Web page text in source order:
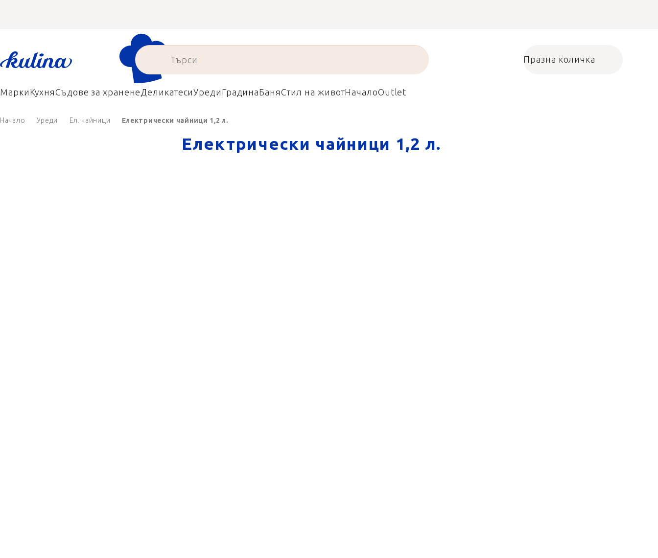
Количка за
Празна количка
МаркиКухняСъдове за храненеДеликатесиУредиГрадинаБаняСтил на животНачалоOutlet
Начало Уреди Ел. чайници Eлектрически чайници 1,2 л.
Eлектрически чайници 1,2 л.